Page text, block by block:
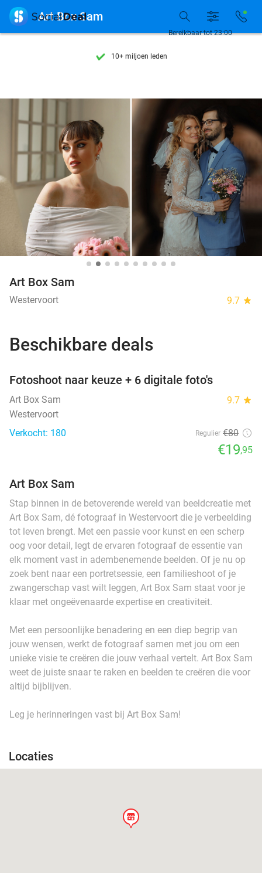
7 dagen per week beschikbaar
10+ miljoen leden
7 dagen per week beschikbaar
10+ miljoen leden
Bereikbaar tot 23:00
 Art Box Sam
Art Box Sam
Westervoort 9.7 star
Beschikbare deals
Fotoshoot naar keuze + 6 digitale foto's
Art Box Sam 9.7 star
Westervoort
Verkocht: 180
Regulier €80
€19,95
Art Box Sam
Stap binnen in de betoverende wereld van beeldcreatie met
Art Box Sam, dé fotograaf in Westervoort die je verbeelding
tot leven brengt. Met een passie voor kunst en een scherp
oog voor detail, legt de ervaren fotograaf de essentie van
elk moment vast in adembenemende beelden. Of je nu op
zoek bent naar een portretsessie, een familieshoot of je
zwangerschap vast wilt leggen, Art Box Sam staat voor je
klaar met ongeëvenaarde expertise en creativiteit.
Met een persoonlijke benadering en een diep begrip van
jouw wensen, werkt de fotograaf samen met jou om een
unieke visie te creëren die jouw verhaal vertelt. Art Box Sam
weet de juiste snaar te raken en beelden te creëren die voor
altijd bijblijven.
Leg je herinneringen vast bij Art Box Sam!
Locaties
store